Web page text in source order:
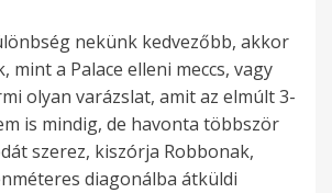
nekünk kedvezőbb, akkor
mint a Palace elleni meccs, vagy
olyan varázslat, amit az elmúlt 3-
is mindig, de havonta többször
szerez, kiszórja Robbonak,
diagonálba átküldi